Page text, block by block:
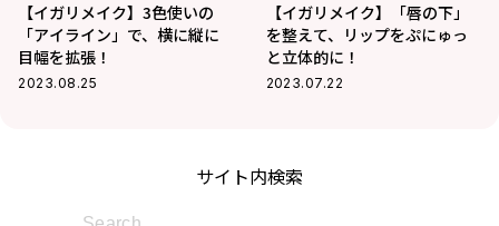
【イガリメイク】3色使いの
「アイライン」で、横に縦に
目幅を拡張！
2023.08.25
【イガリメイク】「唇の下」
を整えて、リップをぷにゅっ
と立体的に！
2023.07.22
サイト内検索